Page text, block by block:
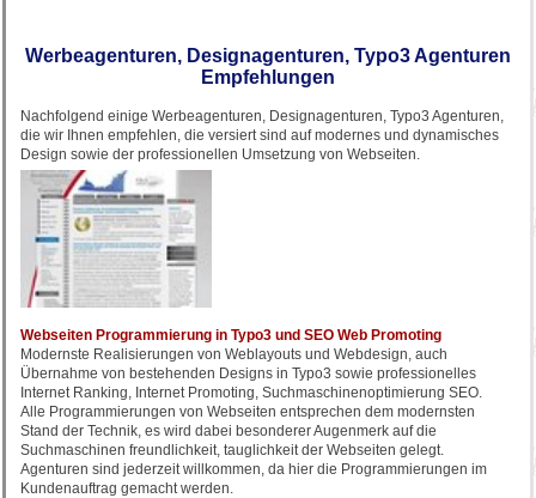
Werbeagenturen, Designagenturen, Typo3 Agenturen
Empfehlungen
Nachfolgend einige Werbeagenturen, Designagenturen, Typo3 Agenturen,
die wir Ihnen empfehlen, die versiert sind auf modernes und dynamisches
Design sowie der professionellen Umsetzung von Webseiten.
Webseiten Programmierung in Typo3 und SEO Web Promoting
Modernste Realisierungen von Weblayouts und Webdesign, auch
Übernahme von bestehenden Designs in Typo3 sowie professionelles
Internet Ranking, Internet Promoting, Suchmaschinenoptimierung SEO.
Alle Programmierungen von Webseiten entsprechen dem modernsten
Stand der Technik, es wird dabei besonderer Augenmerk auf die
Suchmaschinen freundlichkeit, tauglichkeit der Webseiten gelegt.
Agenturen sind jederzeit willkommen, da hier die Programmierungen im
Kundenauftrag gemacht werden.